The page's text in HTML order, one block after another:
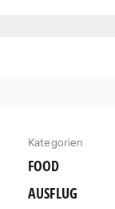
Kategorien
FOOD
AUSFLUG